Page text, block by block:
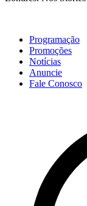
Programação
Promoções
Notícias
Anuncie
Fale Conosco